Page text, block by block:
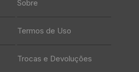
Sobre
Termos de Uso
Trocas e Devoluções